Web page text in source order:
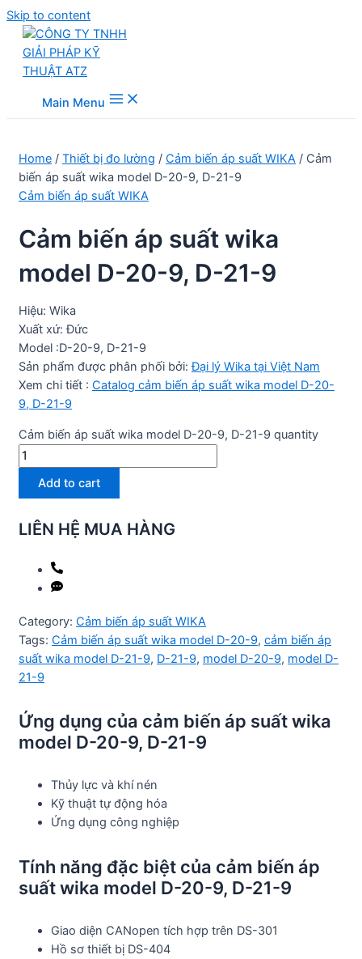
Skip to content
Main Menu
Home / Thiết bị đo lường / Cảm biến áp suất WIKA / Cảm
biến áp suất wika model D-20-9, D-21-9
Cảm biến áp suất WIKA
Cảm biến áp suất wika
model D-20-9, D-21-9
Hiệu: Wika
Xuất xứ: Đức
Model :D-20-9, D-21-9
Sản phẩm được phân phối bởi:Đại lý Wika tại Việt Nam
Xem chi tiết : Catalog cảm biến áp suất wika model D-20-
9, D-21-9
Cảm biến áp suất wika model D-20-9, D-21-9 quantity
Add to cart
LIÊN HỆ MUA HÀNG
Category: Cảm biến áp suất WIKA
Tags: Cảm biến áp suất wika model D-20-9, cảm biến áp
suất wika model D-21-9, D-21-9, model D-20-9, model D-
21-9
Ứng dụng của cảm biến áp suất wika
model D-20-9, D-21-9
Thủy lực và khí nén
Kỹ thuật tự động hóa
Ứng dụng công nghiệp
Tính năng đặc biệt của cảm biến áp
suất wika model D-20-9, D-21-9
Giao diện CANopen tích hợp trên DS-301
Hồ sơ thiết bị DS-404